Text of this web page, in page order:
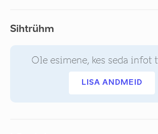
Sihtrühm
Ole esimene, kes seda infot
LISA ANDMEID